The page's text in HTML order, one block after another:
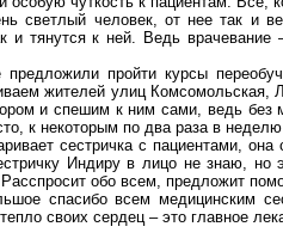
светлый человек, от нее так и
тянутся к ней. Ведь врачевание
пройти курсы
жителей улиц
и спешим к ним сами, ведь
к некоторым по два раза в
сестричка с пациентами,
Индиру в лицо не знаю,
обо всем, предложит
спасибо всем медицинским
своих сердец – это главное